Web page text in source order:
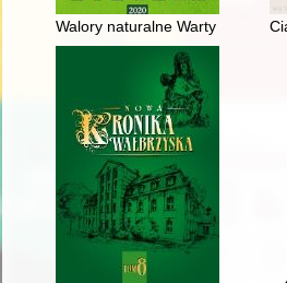
Walory naturalne Warty i